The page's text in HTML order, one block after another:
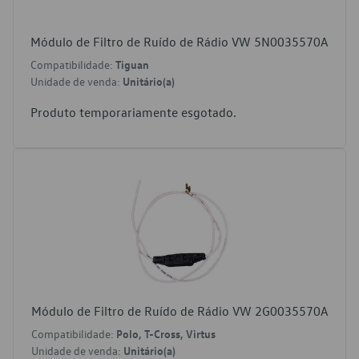
Módulo de Filtro de Ruído de Rádio VW 5N0035570A
Compatibilidade: Tiguan
Unidade de venda: Unitário(a)
Produto temporariamente esgotado.
Módulo de Filtro de Ruído de Rádio VW 2G0035570A
Compatibilidade: Polo, T-Cross, Virtus
Unidade de venda: Unitário(a)